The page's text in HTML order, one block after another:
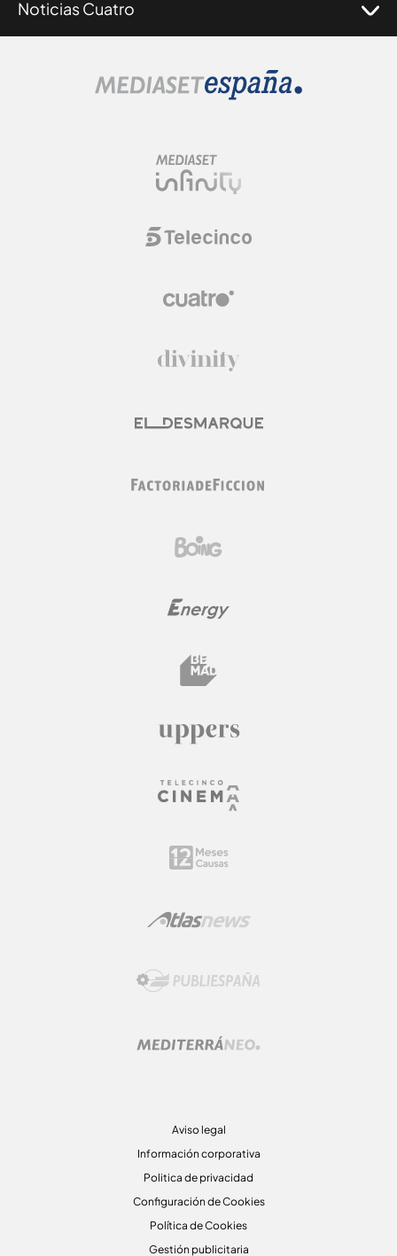
Noticias Cuatro
Aviso legal
Información corporativa
Politica de privacidad
Configuración de Cookies
Política de Cookies
Gestión publicitaria